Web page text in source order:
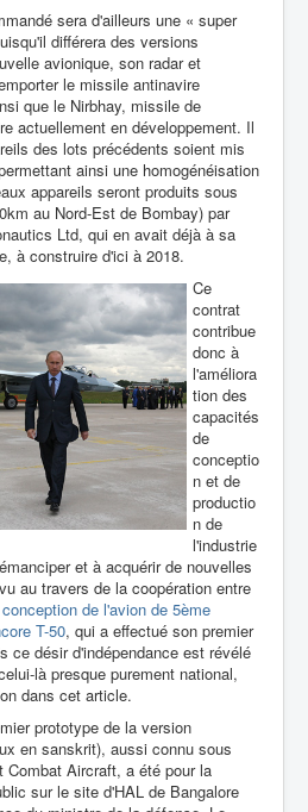
sera d'ailleurs une « super
différera des versions
avionique, son radar et
le missile antinavire
que le Nirbhay, missile de
actuellement en développement. Il
des lots précédents soient mis
ainsi une homogénéisation
appareils seront produits sous
au Nord-Est de Bombay) par
Ltd, qui en avait déjà à sa
à construire d'ici à 2018.
Ce
contrat
contribue
donc à
l'améliora
tion des
capacités
de
conceptio
n et de
productio
n de
l'industrie
et à acquérir de nouvelles
au travers de la coopération entre
de l'avion de 5ème
T-50, qui a effectué son premier
ce désir d'indépendance est révélé
là presque purement national,
dans cet article.
prototype de la version
en sanskrit), aussi connu sous
Combat Aircraft, a été pour la
sur le site d'HAL de Bangalore